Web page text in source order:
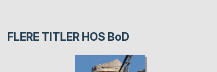
FLERE TITLER HOS BoD